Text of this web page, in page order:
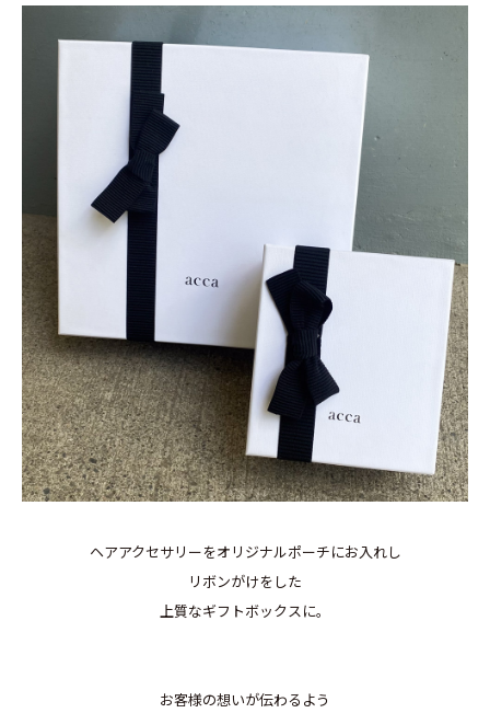
ヘアアクセサリーをオリジナルポーチにお入れし
リボンがけをした
上質なギフトボックスに。
お客様の想いが伝わるよう